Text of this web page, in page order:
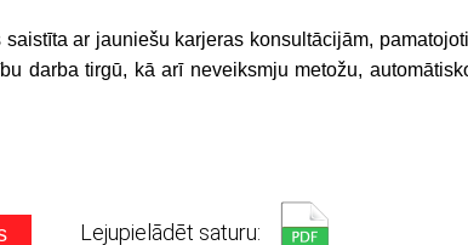
ar jauniešu karjeras konsultācijām,
darba tirgū, kā arī neveiksmju metožu,
Lejupielādēt saturu: